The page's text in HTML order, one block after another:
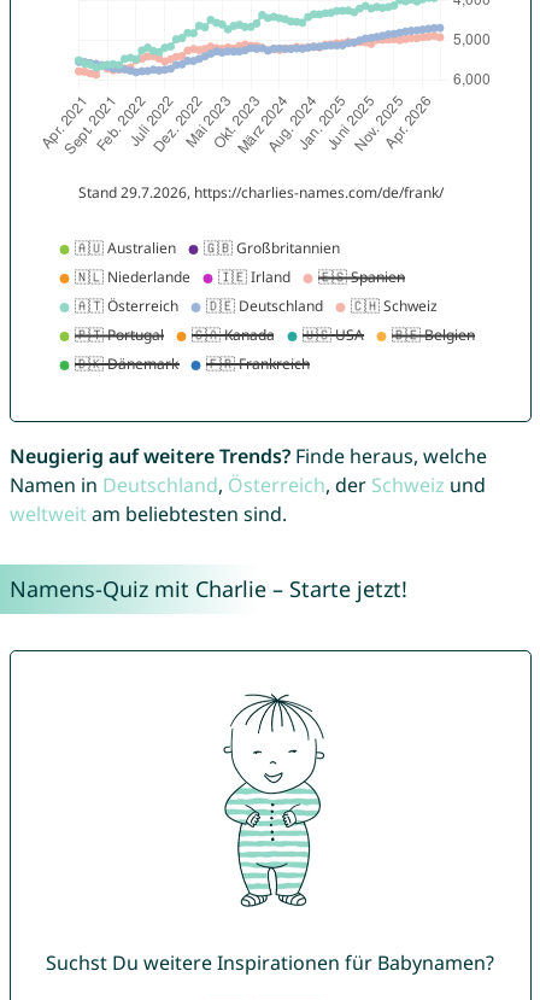
Neugierig auf weitere Trends?Finde heraus, welche
Namen in Deutschland, Österreich, der Schweiz und
weltweitam beliebtesten sind.
Namens-Quiz mit Charlie – Starte jetzt!
Suchst Du weitere Inspirationen für Babynamen?